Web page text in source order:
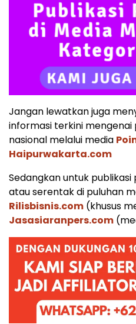
Jangan lewatkan juga
informasi terkini mengenai
nasional melalui media
Haipurwakarta.com
Sedangkan untuk
atau serentak di puluhan
Rilisbisnis.com (khusus
Jasasiaranpers.com